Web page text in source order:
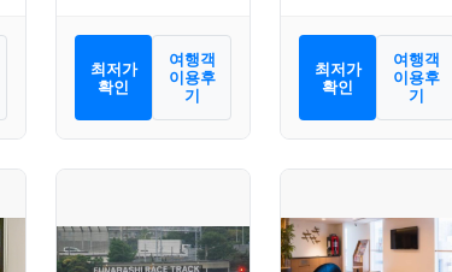
최저가
확인
여행객
이용후
기
최저가
확인
여행객
이용후
기